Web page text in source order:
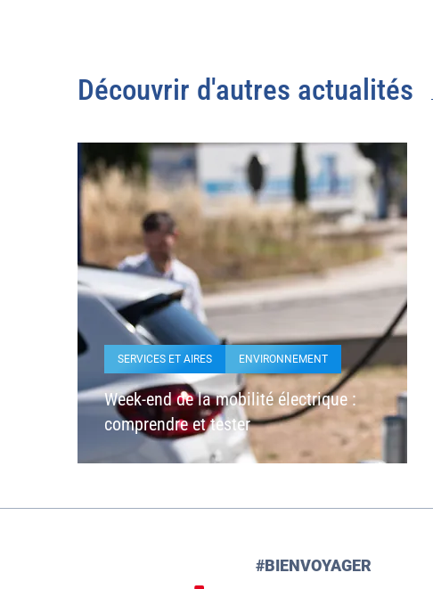
Découvrir d'autres actualités
SERVICES ET AIRES ENVIRONNEMENT
Week-end de la mobilité électrique :
comprendre et tester
#BIENVOYAGER